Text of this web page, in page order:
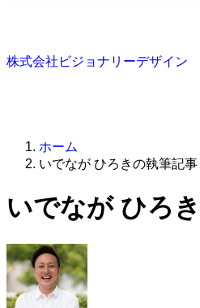
株式会社ビジョナリーデザイン
ホーム
いでなが ひろきの執筆記事
いでなが ひろき